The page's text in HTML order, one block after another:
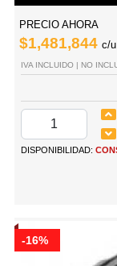
PRECIO AHORA
$1,481,844 c/u
IVA INCLUIDO | NO
DISPONIBILIDAD:
-16%